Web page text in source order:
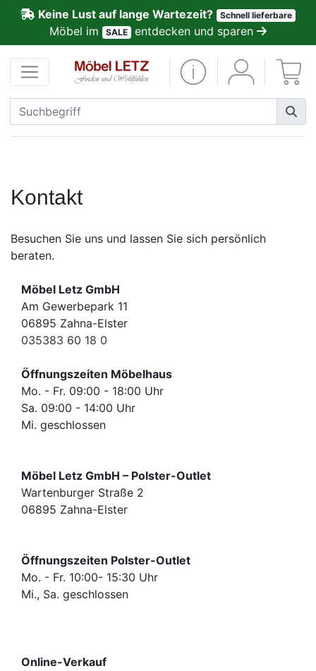
Keine Lust auf lange Wartezeit? Schnell lieferbare
Möbel im SALE entdecken und sparen
Kontakt
Besuchen Sie uns und lassen Sie sich persönlich
beraten.
Möbel Letz GmbH
Am Gewerbepark 11
06895 Zahna-Elster
035383 60 18 0
Öffnungszeiten Möbelhaus
Mo. - Fr. 09:00 - 18:00 Uhr
Sa. 09:00 - 14:00 Uhr
Mi. geschlossen
Möbel Letz GmbH – Polster-Outlet
Wartenburger Straße 2
06895 Zahna-Elster
Öffnungszeiten Polster-Outlet
Mo. - Fr. 10:00- 15:30 Uhr
Mi., Sa. geschlossen
Online-Verkauf
Kundenmeinungen
Anmelden
PREMIUM
Polsterplaner
Möbel-
Konfigurator
Finanzierung
Markenwelt
Deals